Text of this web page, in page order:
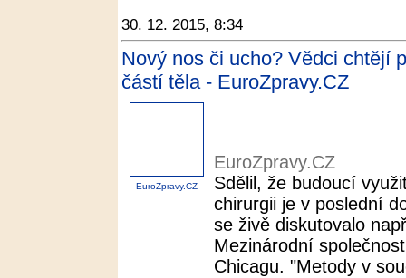
30. 12. 2015, 8:34
Nový nos či ucho? Vědci chtějí
částí těla - EuroZpravy.CZ
EuroZpravy.CZ
EuroZpravy.CZ
Sdělil, že budoucí
chirurgii je v poslední
se živě diskutovalo
Mezinárodní
Chicagu. "Metody v